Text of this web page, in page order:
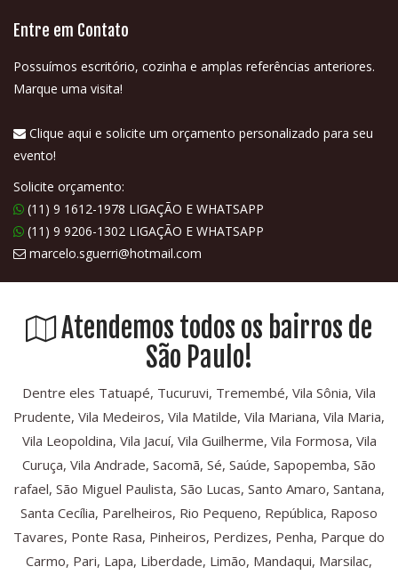
Entre em Contato
Possuímos escritório, cozinha e amplas referências anteriores.
Marque uma visita!
Clique aqui e solicite um orçamento personalizado para seu
evento!
Solicite orçamento:
(11) 9 1612-1978 LIGAÇÃO E WHATSAPP
(11) 9 9206-1302 LIGAÇÃO E WHATSAPP
marcelo.sguerri@hotmail.com
Atendemos todos os bairros de
São Paulo!
Dentre eles Tatuapé, Tucuruvi, Tremembé, Vila Sônia, Vila
Prudente, Vila Medeiros, Vila Matilde, Vila Mariana, Vila Maria,
Vila Leopoldina, Vila Jacuí, Vila Guilherme, Vila Formosa, Vila
Curuça, Vila Andrade, Sacomã, Sé, Saúde, Sapopemba, São
rafael, São Miguel Paulista, São Lucas, Santo Amaro, Santana,
Santa Cecília, Parelheiros, Rio Pequeno, República, Raposo
Tavares, Ponte Rasa, Pinheiros, Perdizes, Penha, Parque do
Carmo, Pari, Lapa, Liberdade, Limão, Mandaqui, Marsilac,